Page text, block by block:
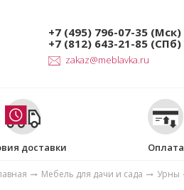
+7 (495) 796-07-35 (Мск)
+7 (812) 643-21-85 (СПб)
zakaz@meblavka.ru
доставки Оплата
Мебель для дачи и сада Урны